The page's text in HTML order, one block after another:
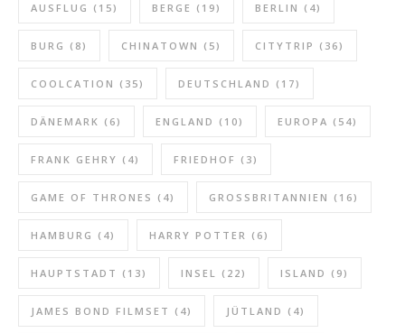
AUSFLUG (15) BERGE (19) BERLIN (4)
BURG (8) CHINATOWN (5) CITYTRIP (36)
COOLCATION (35) DEUTSCHLAND (17)
DÄNEMARK (6) ENGLAND (10) EUROPA (54)
FRANK GEHRY (4) FRIEDHOF (3)
GAME OF THRONES (4) GROSSBRITANNIEN (16)
HAMBURG (4) HARRY POTTER (6)
HAUPTSTADT (13) INSEL (22) ISLAND (9)
JAMES BOND FILMSET (4) JÜTLAND (4)